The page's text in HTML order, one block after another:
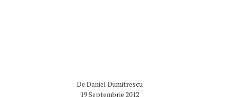
De Daniel Dumitrescu
19 Septembrie 2012